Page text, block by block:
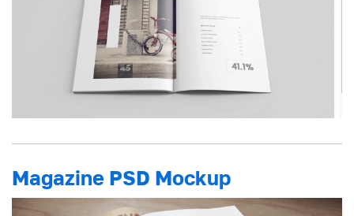
Magazine PSD Mockup